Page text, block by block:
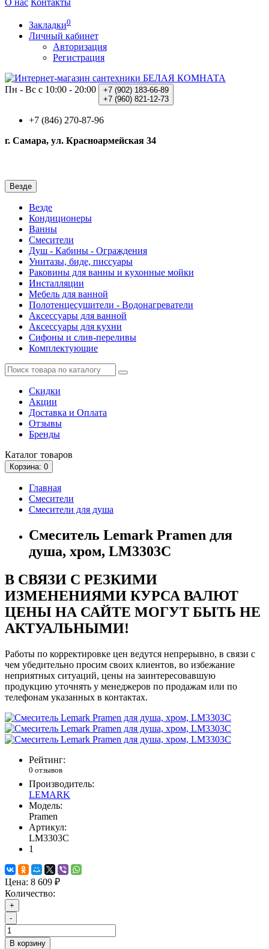
О нас Контакты
Закладки0
Личный кабинет
Авторизация
Регистрация
Пн - Вс с 10:00 - 20:00 +7 (902) 183-66-89
+7 (960) 821-12-73
+7 (846) 270-87-96
г. Самара, ул. Красноармейская 34
Везде
Везде
Кондиционеры
Ванны
Смесители
Душ - Кабины - Ограждения
Унитазы, биде, писсуары
Раковины для ванны и кухонные мойки
Инсталляции
Мебель для ванной
Полотенцесушители - Водонагреватели
Аксессуары для ванной
Аксессуары для кухни
Сифоны и слив-переливы
Комплектующие
Скидки
Акции
Доставка и Оплата
Отзывы
Бренды
Каталог товаров
Корзина: 0
Главная
Смесители
Смесители для душа
Смеситель Lemark Pramen для
душа, хром, LM3303C
В СВЯЗИ С РЕЗКИМИ
ИЗМЕНЕНИЯМИ КУРСА ВАЛЮТ
ЦЕНЫ НА САЙТЕ МОГУТ БЫТЬ НЕ
АКТУАЛЬНЫМИ!
Работы по корректировке цен ведутся непрерывно, в связи с
чем убедительно просим своих клиентов, во избежание
неприятных ситуаций, цены на заинтересовавшую
продукцию уточнять у менеджеров по продажам или по
телефонам указанных в контактах.
Рейтинг:
0 отзывов
Производитель:
LEMARK
Модель:
Pramen
Артикул:
LM3303C
1
Цена: 8 609 ₽
Количество:
+
-
В корзину